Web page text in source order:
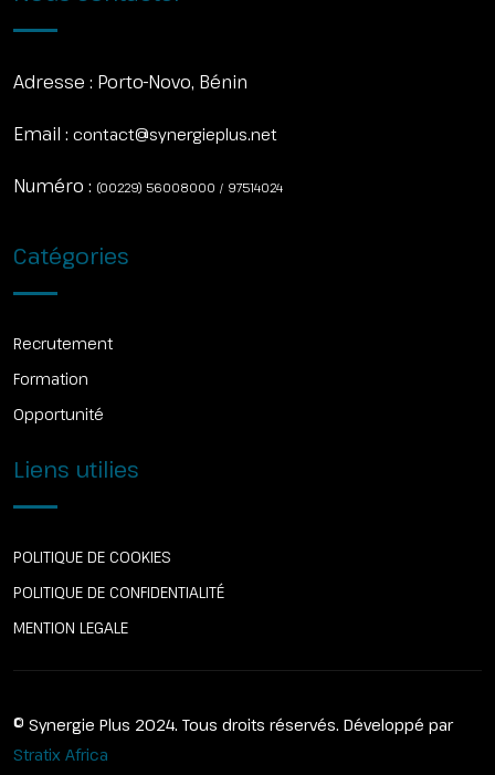
Adresse : Porto-Novo, Bénin
Email : contact@synergieplus.net
Numéro : (00229) 56008000 / 97514024
Catégories
Recrutement
Formation
Opportunité
Liens utilies
POLITIQUE DE COOKIES
POLITIQUE DE CONFIDENTIALITÉ
MENTION LEGALE
© Synergie Plus 2024. Tous droits réservés. Développé par
Stratix Africa